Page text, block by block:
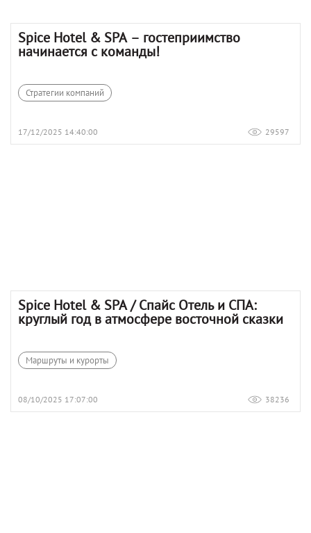
Spice Hotel & SPA – гостеприимство
начинается с команды!
Стратегии компаний
17/12/2025 14:40:00 29597
Spice Hotel & SPA / Спайс Отель и СПА:
круглый год в атмосфере восточной сказки
Маршруты и курорты
08/10/2025 17:07:00 38236